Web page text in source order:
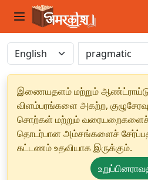
இணையதளம் மற்றும் ஆண்ட்ராய்டு
விளம்பரங்களை அகற்ற,
சொற்கள் மற்றும் வரையறைகளைச்
தொடர்பான அம்சங்களைச்
கட்டணம் உதவியாக இருக்கும்.